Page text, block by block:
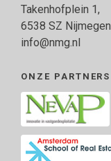
Takenhofplein 1,
6538 SZ Nijmegen
info@nmg.nl
ONZE PARTNERS